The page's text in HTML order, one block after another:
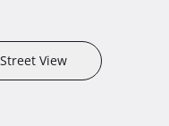
View